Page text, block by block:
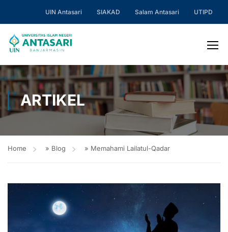
UIN Antasari SIAKAD Salam Antasari UTIPD
ARTIKEL
Home » Blog » Memahami Lailatul-Qadar